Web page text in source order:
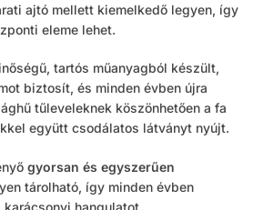
ajtó mellett kiemelkedő legyen, így
eleme lehet.
tartós műanyagból készült,
biztosít, és minden évben újra
tűleveleknek köszönhetően a fa
együtt csodálatos látványt nyújt.
gyorsan és egyszerűen
tárolható, így minden évben
hangulatot.